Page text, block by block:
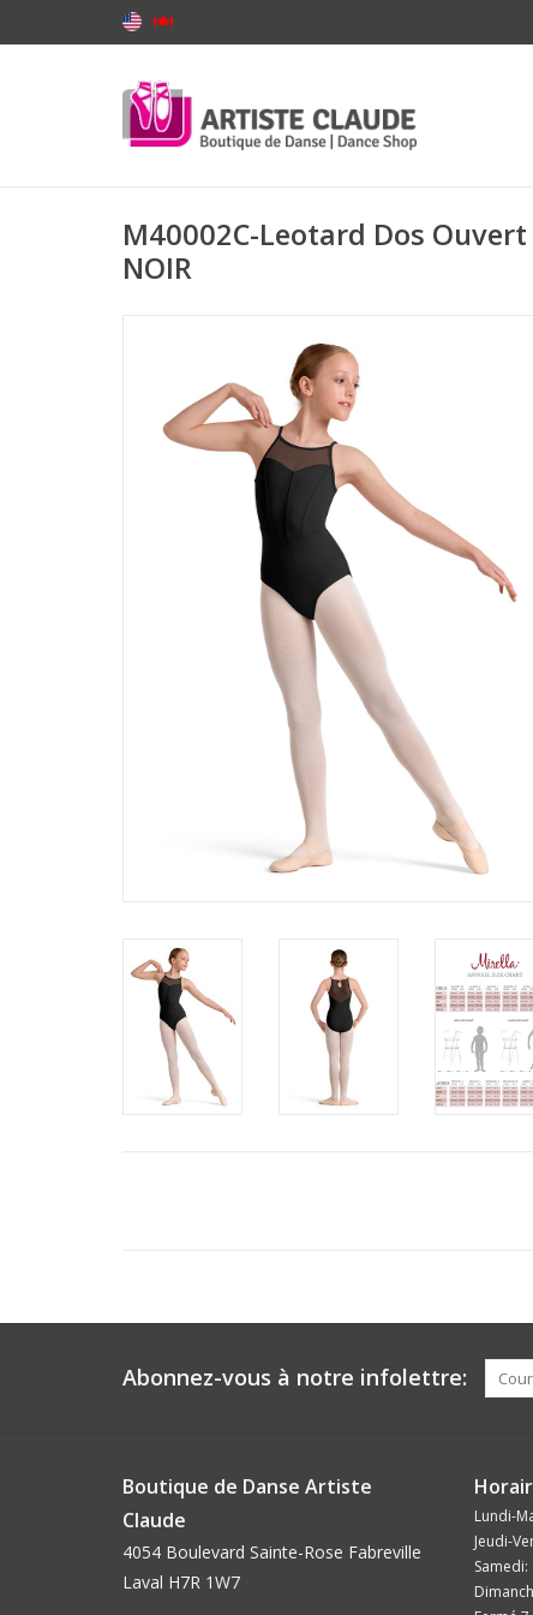
M40002C-Leotard Dos
NOIR
Abonnez-vous à notre infolettre:
Boutique de Danse Artiste
Claude
4054 Boulevard Sainte-Rose Fabreville
Laval H7R 1W7
Lundi-
Jeudi-
Samedi: